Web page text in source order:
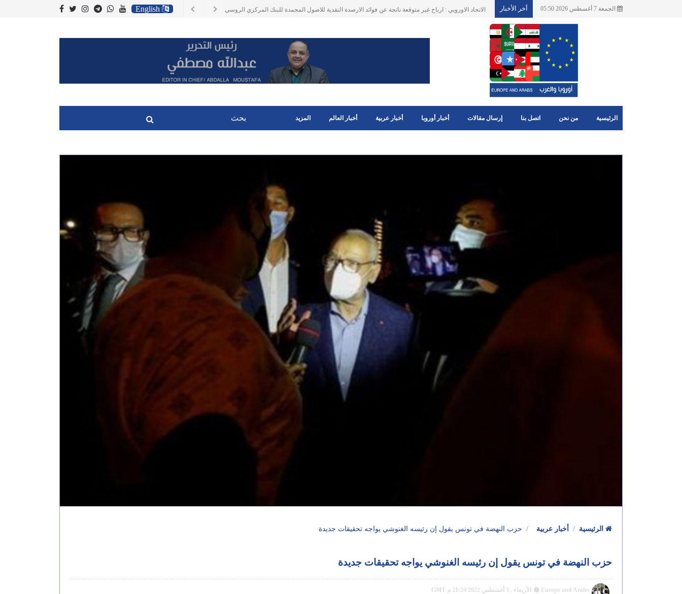
الجمعة 7 أغسطس 2026 05:50 أخر الأخبار اخبارهامة للمهاجرين في هولندا الذين يحصلون على التعويضات الاجتماعية و لهم ممتلكات في البلد الأصلي .
الرئيسية من نحن اتصل بنا إرسال مقالات أخبار أوروبا أخبار عربية أخبار العالم المزيد
أخبار عربية حزب النهضة في تونس يقول إن رئيسه الغنوشي يواجه تحقيقات جديدة
حزب النهضة في تونس يقول إن رئيسه الغنوشي يواجه تحقيقات جديدة
Europe and Arabs الأربعاء , 3 أغسطس 2022 21:24 م GMT